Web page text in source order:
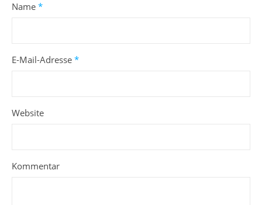
Name *
E-Mail-Adresse *
Website
Kommentar